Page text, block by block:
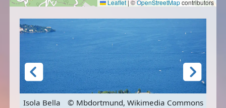
Leaflet |©OpenStreetMapcontributors
Isola Bella
© Mbdortmund, Wikimedia Commons